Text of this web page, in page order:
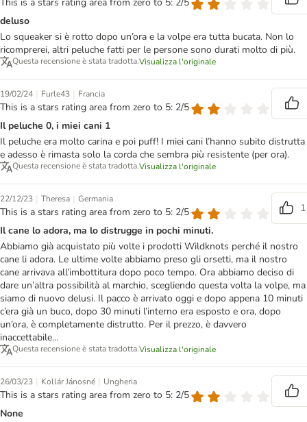
This is a stars rating area from zero to 5: 2/5
deluso
Lo squeaker si è rotto dopo un’ora e la volpe era tutta bucata. Non lo
ricomprerei, altri peluche fatti per le persone sono durati molto di più.
Questa recensione è stata tradotta.Visualizza l'originale
19/02/24 | Furle43 | Francia
This is a stars rating area from zero to 5: 2/5
Il peluche 0, i miei cani 1
Il peluche era molto carina e poi puff! I miei cani l’hanno subito distrutta
e adesso è rimasta solo la corda che sembra più resistente (per ora).
Questa recensione è stata tradotta.Visualizza l'originale
22/12/23 | Theresa | Germania
This is a stars rating area from zero to 5: 2/5
1
Il cane lo adora, ma lo distrugge in pochi minuti.
Abbiamo già acquistato più volte i prodotti Wildknots perché il nostro
cane li adora. Le ultime volte abbiamo preso gli orsetti, ma il nostro
cane arrivava all’imbottitura dopo poco tempo. Ora abbiamo deciso di
dare un’altra possibilità al marchio, scegliendo questa volta la volpe, ma
siamo di nuovo delusi. Il pacco è arrivato oggi e dopo appena 10 minuti
c’era già un buco, dopo 30 minuti l’interno era esposto e ora, dopo
un’ora, è completamente distrutto. Per il prezzo, è davvero
inaccettabile...
Questa recensione è stata tradotta.Visualizza l'originale
26/03/23 | Kollár Jánosné | Ungheria
This is a stars rating area from zero to 5: 2/5
None